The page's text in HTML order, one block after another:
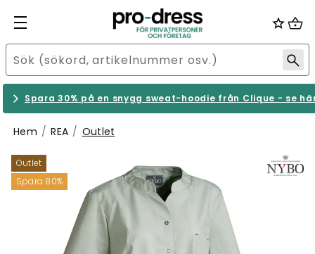
Spara 30% på en snygg sweat-hoodie från Clique - se
Hem REA Outlet
Outlet
Spara 80%